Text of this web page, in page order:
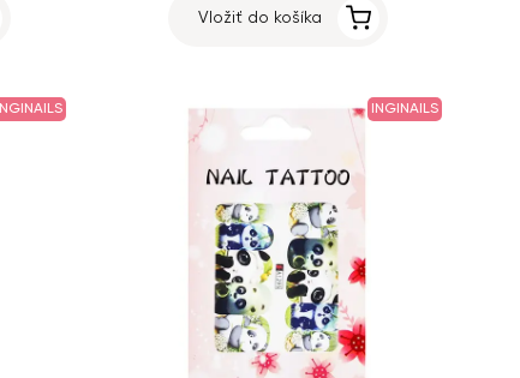
Vložiť do košíka
INGINAILS INGINAILS